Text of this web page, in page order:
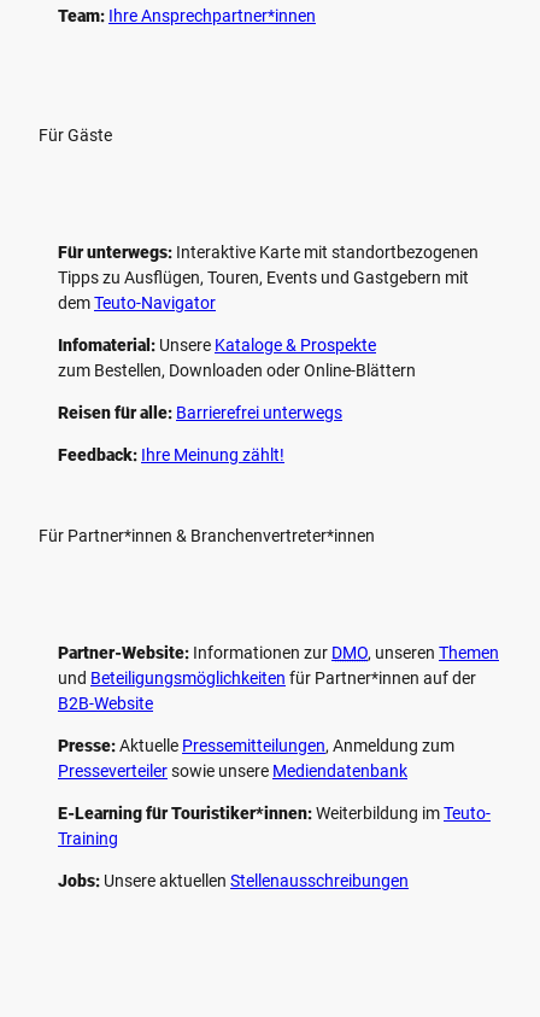
Team: Ihre Ansprechpartner*innen
Für Gäste
Für unterwegs: Interaktive Karte mit standort­bezogenen
Tipps zu Ausflügen, Touren, Events und Gastgebern mit
demTeuto-Navigator
Infomaterial: Unsere Kataloge & Prospekte
zum Bestellen, Downloaden oder Online-Blättern
Reisen für alle: Barrierefrei unterwegs
Feedback: Ihre Meinung zählt!
Für Partner*innen & Branchenvertreter*innen
Partner-Website: Informationen zur DMO, unseren ­ Themen
und Beteiligungs­möglichkeiten für Partner*innen auf der
B2B-Website
Presse:Aktuelle Pressemitteilungen, Anmeldung zum
Presseverteilersowie unsere Mediendatenbank
E-Learning für Touristiker*innen:Weiterbildung imTeuto-
Training
Jobs: Unsere aktuellen Stellenausschreibungen